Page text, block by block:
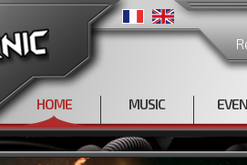
HOME MUSIC